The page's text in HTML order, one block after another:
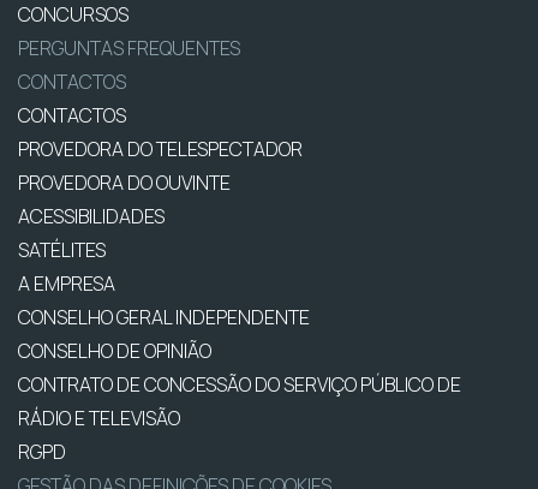
CONCURSOS
PERGUNTAS FREQUENTES
CONTACTOS
CONTACTOS
PROVEDORA DO TELESPECTADOR
PROVEDORA DO OUVINTE
ACESSIBILIDADES
SATÉLITES
A EMPRESA
CONSELHO GERAL INDEPENDENTE
CONSELHO DE OPINIÃO
CONTRATO DE CONCESSÃO DO SERVIÇO PÚBLICO DE
RÁDIO E TELEVISÃO
RGPD